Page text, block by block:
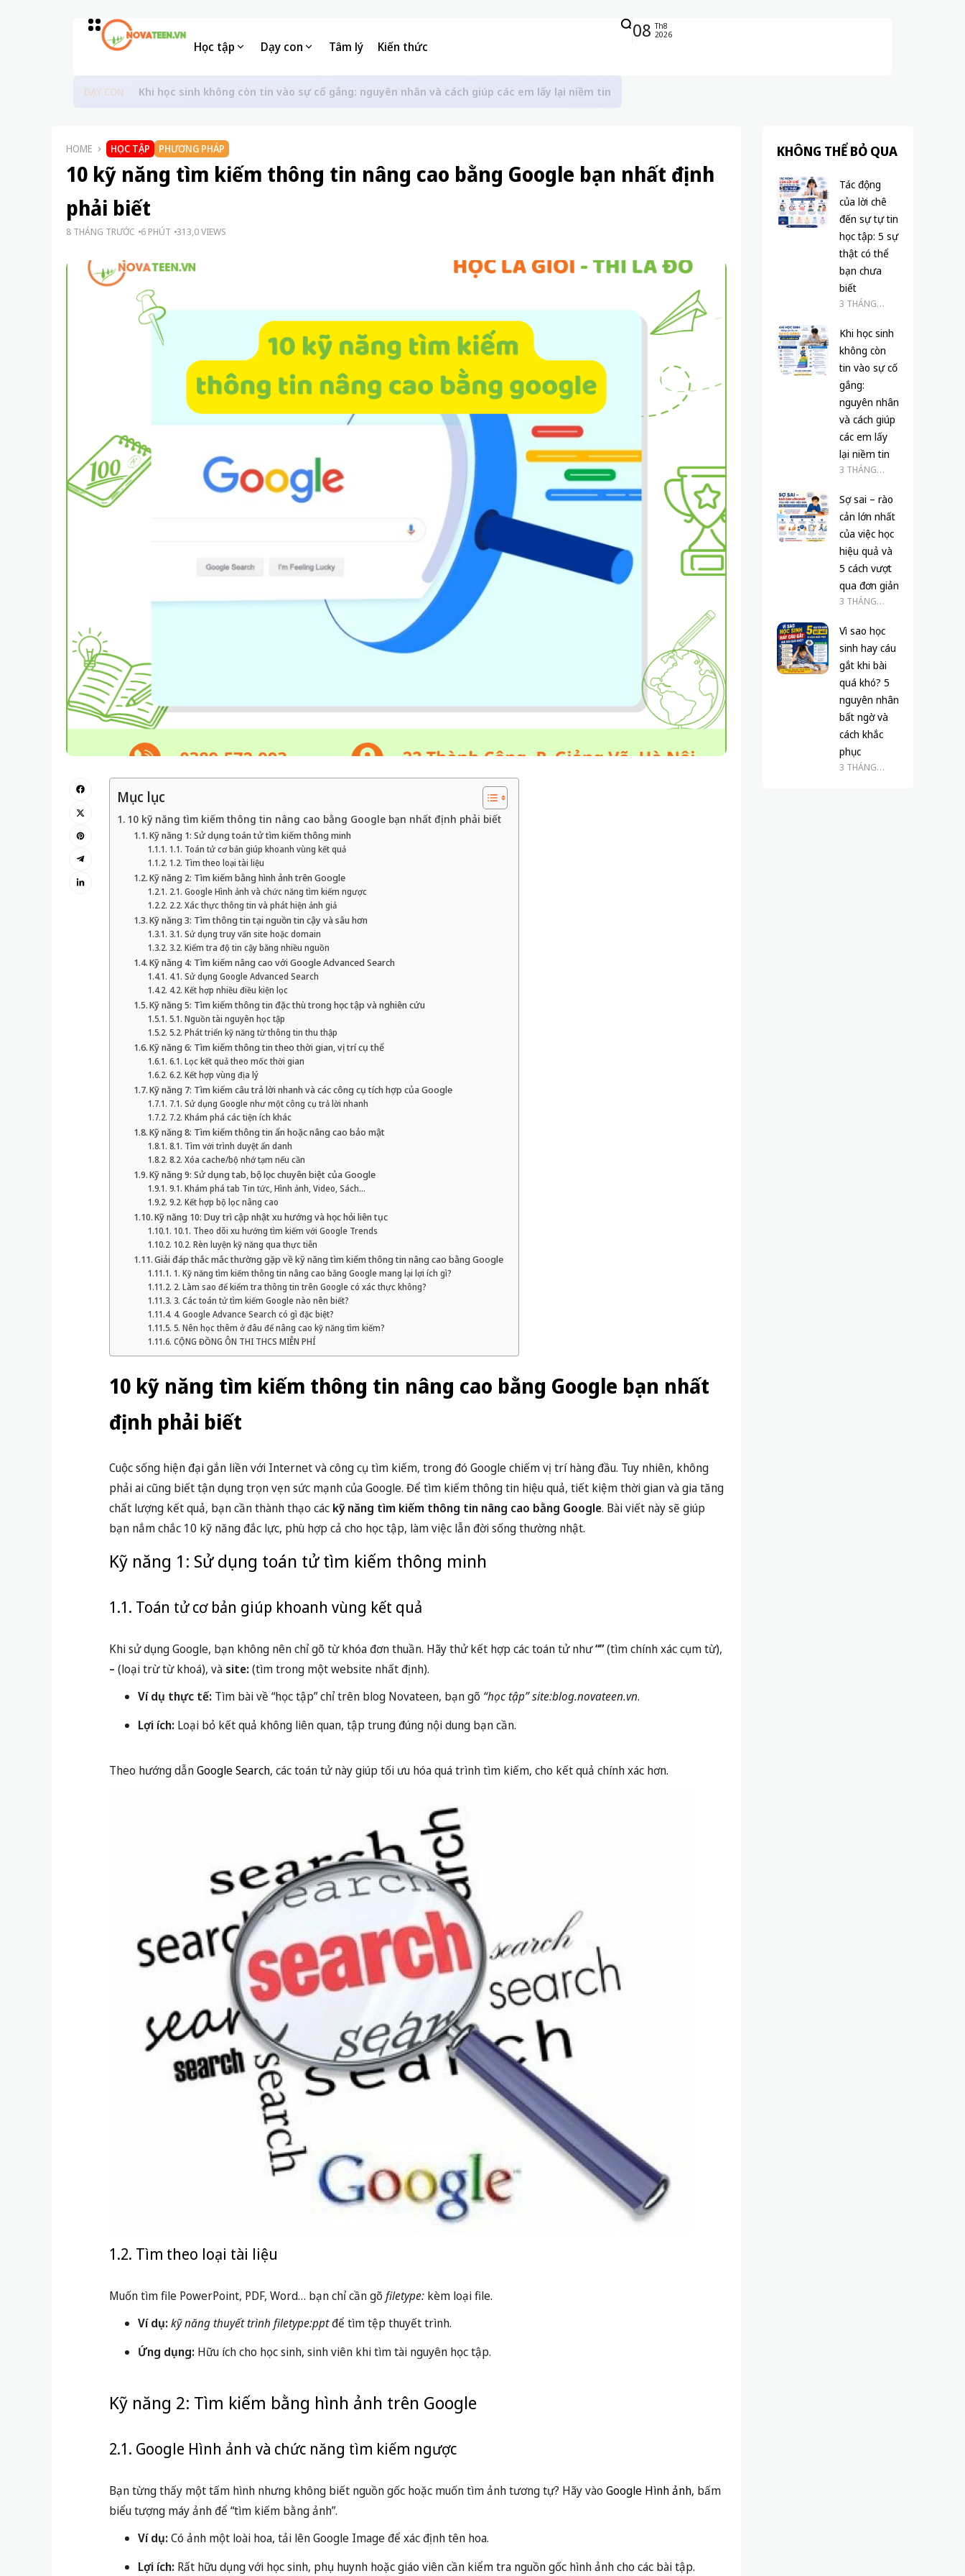
Học tập Dạy con Tâm lý Kiến thức
08 Th8
2026
DẠY CON Khi học sinh không còn tin vào sự cố gắng: nguyên nhân và cách giúp các em lấy lại niềm tin
HOME HỌC TẬP PHƯƠNG PHÁP
10 kỹ năng tìm kiếm thông tin nâng cao bằng Google bạn nhất định
phải biết
8 THÁNG TRƯỚC 6 PHÚT 313,0 VIEWS
Mục lục
10 kỹ năng tìm kiếm thông tin nâng cao bằng Google bạn nhất định phải biết
Kỹ năng 1: Sử dụng toán tử tìm kiếm thông minh
1.1. Toán tử cơ bản giúp khoanh vùng kết quả
1.2. Tìm theo loại tài liệu
Kỹ năng 2: Tìm kiếm bằng hình ảnh trên Google
2.1. Google Hình ảnh và chức năng tìm kiếm ngược
2.2. Xác thực thông tin và phát hiện ảnh giả
Kỹ năng 3: Tìm thông tin tại nguồn tin cậy và sâu hơn
3.1. Sử dụng truy vấn site hoặc domain
3.2. Kiểm tra độ tin cậy bằng nhiều nguồn
Kỹ năng 4: Tìm kiếm nâng cao với Google Advanced Search
4.1. Sử dụng Google Advanced Search
4.2. Kết hợp nhiều điều kiện lọc
Kỹ năng 5: Tìm kiếm thông tin đặc thù trong học tập và nghiên cứu
5.1. Nguồn tài nguyên học tập
5.2. Phát triển kỹ năng từ thông tin thu thập
Kỹ năng 6: Tìm kiếm thông tin theo thời gian, vị trí cụ thể
6.1. Lọc kết quả theo mốc thời gian
6.2. Kết hợp vùng địa lý
Kỹ năng 7: Tìm kiếm câu trả lời nhanh và các công cụ tích hợp của Google
7.1. Sử dụng Google như một công cụ trả lời nhanh
7.2. Khám phá các tiện ích khác
Kỹ năng 8: Tìm kiếm thông tin ẩn hoặc nâng cao bảo mật
8.1. Tìm với trình duyệt ẩn danh
8.2. Xóa cache/bộ nhớ tạm nếu cần
Kỹ năng 9: Sử dụng tab, bộ lọc chuyên biệt của Google
9.1. Khám phá tab Tin tức, Hình ảnh, Video, Sách…
9.2. Kết hợp bộ lọc nâng cao
Kỹ năng 10: Duy trì cập nhật xu hướng và học hỏi liên tục
10.1. Theo dõi xu hướng tìm kiếm với Google Trends
10.2. Rèn luyện kỹ năng qua thực tiễn
Giải đáp thắc mắc thường gặp về kỹ năng tìm kiếm thông tin nâng cao bằng Google
1. Kỹ năng tìm kiếm thông tin nâng cao bằng Google mang lại lợi ích gì?
2. Làm sao để kiểm tra thông tin trên Google có xác thực không?
3. Các toán tử tìm kiếm Google nào nên biết?
4. Google Advance Search có gì đặc biệt?
5. Nên học thêm ở đâu để nâng cao kỹ năng tìm kiếm?
CỘNG ĐỒNG ÔN THI THCS MIỄN PHÍ
10 kỹ năng tìm kiếm thông tin nâng cao bằng Google bạn nhất
định phải biết
Cuộc sống hiện đại gắn liền với Internet và công cụ tìm kiếm, trong đó Google chiếm vị trí hàng đầu. Tuy nhiên, không
phải ai cũng biết tận dụng trọn vẹn sức mạnh của Google. Để tìm kiếm thông tin hiệu quả, tiết kiệm thời gian và gia tăng
chất lượng kết quả, bạn cần thành thạo các kỹ năng tìm kiếm thông tin nâng cao bằng Google. Bài viết này sẽ giúp
bạn nắm chắc 10 kỹ năng đắc lực, phù hợp cả cho học tập, làm việc lẫn đời sống thường nhật.
Kỹ năng 1: Sử dụng toán tử tìm kiếm thông minh
1.1. Toán tử cơ bản giúp khoanh vùng kết quả
Khi sử dụng Google, bạn không nên chỉ gõ từ khóa đơn thuần. Hãy thử kết hợp các toán tử như“”(tìm chính xác cụm từ),
– (loại trừ từ khoá), và site:(tìm trong một website nhất định).
Ví dụ thực tế: Tìm bài về “học tập” chỉ trên blog Novateen, bạn gõ “học tập” site:blog.novateen.vn.
Lợi ích: Loại bỏ kết quả không liên quan, tập trung đúng nội dung bạn cần.
Theo hướng dẫnGoogle Search, các toán tử này giúp tối ưu hóa quá trình tìm kiếm, cho kết quả chính xác hơn.
1.2. Tìm theo loại tài liệu
Muốn tìm file PowerPoint, PDF, Word… bạn chỉ cần gõfiletype: kèm loại file.
Ví dụ:kỹ năng thuyết trình filetype:pptđể tìm tệp thuyết trình.
Ứng dụng: Hữu ích cho học sinh, sinh viên khi tìm tài nguyên học tập.
Kỹ năng 2: Tìm kiếm bằng hình ảnh trên Google
2.1. Google Hình ảnh và chức năng tìm kiếm ngược
Bạn từng thấy một tấm hình nhưng không biết nguồn gốc hoặc muốn tìm ảnh tương tự? Hãy vàoGoogle Hình ảnh, bấm
biểu tượng máy ảnh để “tìm kiếm bằng ảnh”.
Ví dụ:Có ảnh một loài hoa, tải lên Google Image để xác định tên hoa.
Lợi ích: Rất hữu dụng với học sinh, phụ huynh hoặc giáo viên cần kiểm tra nguồn gốc hình ảnh cho các bài tập.
KHÔNG THỂ BỎ QUA
Tác động
của lời chê
đến sự tự tin
học tập: 5 sự
thật có thể
bạn chưa
biết
3 THÁNG
Khi học sinh
không còn
tin vào sự cố
gắng:
nguyên nhân
và cách giúp
các em lấy
lại niềm tin
3 THÁNG
Sợ sai – rào
cản lớn nhất
của việc học
hiệu quả và
5 cách vượt
qua đơn giản
3 THÁNG
Vì sao học
sinh hay cáu
gắt khi bài
quá khó? 5
nguyên nhân
bất ngờ và
cách khắc
phục
3 THÁNG